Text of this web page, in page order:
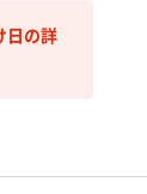
日の詳